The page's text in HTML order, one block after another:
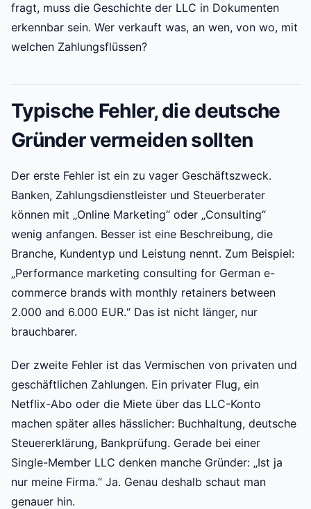
fragt, muss die Geschichte der LLC in Dokumenten
erkennbar sein. Wer verkauft was, an wen, von wo, mit
welchen Zahlungsflüssen?
Typische Fehler, die deutsche
Gründer vermeiden sollten
Der erste Fehler ist ein zu vager Geschäftszweck.
Banken, Zahlungsdienstleister und Steuerberater
können mit „Online Marketing“ oder „Consulting“
wenig anfangen. Besser ist eine Beschreibung, die
Branche, Kundentyp und Leistung nennt. Zum Beispiel:
„Performance marketing consulting for German e-
commerce brands with monthly retainers between
2.000 and 6.000 EUR.“ Das ist nicht länger, nur
brauchbarer.
Der zweite Fehler ist das Vermischen von privaten und
geschäftlichen Zahlungen. Ein privater Flug, ein
Netflix-Abo oder die Miete über das LLC-Konto
machen später alles hässlicher: Buchhaltung, deutsche
Steuererklärung, Bankprüfung. Gerade bei einer
Single-Member LLC denken manche Gründer: „Ist ja
nur meine Firma.“ Ja. Genau deshalb schaut man
genauer hin.